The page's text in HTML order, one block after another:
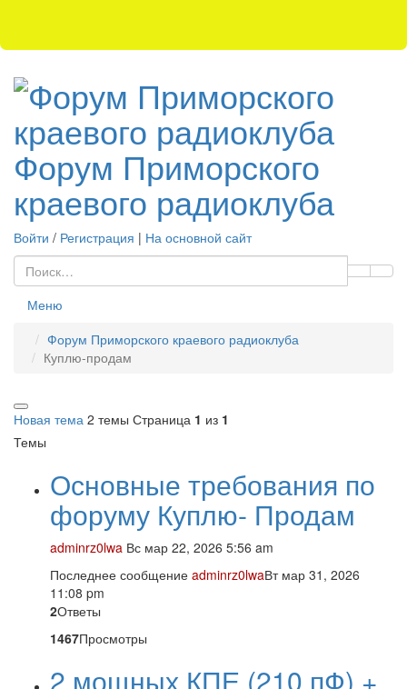
Форум Приморского
краевого радиоклуба
Войти / Регистрация | На основной сайт
Меню
Форум Приморского краевого радиоклуба
Куплю-продам
Новая тема 2 темы Страница 1 из 1
Темы
Основные требования по
форуму Куплю- Продам
adminrz0lwa Вс мар 22, 2026 5:56 am
Последнее сообщение adminrz0lwaВт мар 31, 2026
11:08 pm
2Ответы
1467Просмотры
2 мощных КПЕ (210 пФ) +